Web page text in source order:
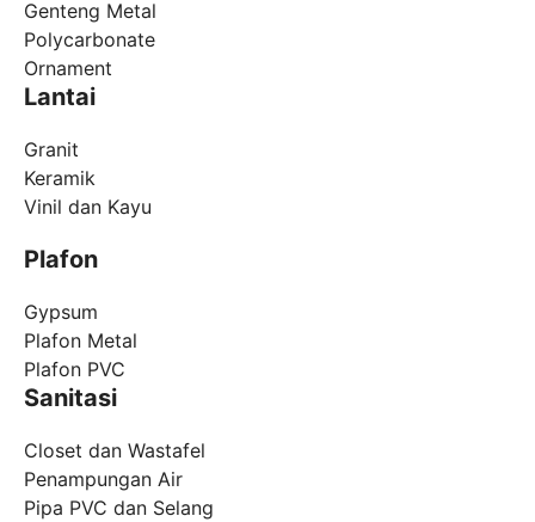
Genteng Metal
Polycarbonate
Ornament
Lantai
Granit
Keramik
Vinil dan Kayu
Plafon
Gypsum
Plafon Metal
Plafon PVC
Sanitasi
Closet dan Wastafel
Penampungan Air
Pipa PVC dan Selang